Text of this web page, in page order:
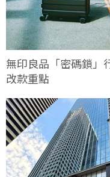
無印良品「密碼鎖」
改款重點